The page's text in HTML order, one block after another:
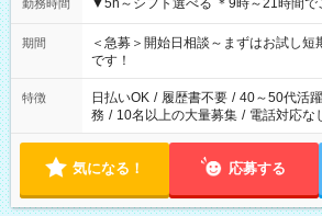
勤務時間 ▼5h～シフト選べる ＊9時
期間
＜急募＞開始日相談～まずはお試し
です！
特徴 日払いOK / 履歴書不要 / 40～50代活
務 / 10名以上の大量募集 / 電話対応な
気になる！ 応募する